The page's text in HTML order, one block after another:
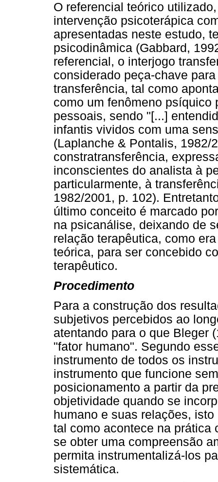
O referencial teórico
intervenção psicoterápica
apresentadas neste estudo,
psicodinâmica (Gabbard,
referencial, o interjogo
considerado peça-chave
transferência, tal como
como um fenômeno psíquico
pessoais, sendo "[...]
infantis vividos com uma
(Laplanche & Pontalis, 1982/
constratransferência,
inconscientes do analista à
particularmente, à
1982/2001, p. 102).
último conceito é marcado
na psicanálise, deixando de
relação terapêutica, como
teórica, para ser concebido
terapêutico.
Procedimento
Para a construção dos
subjetivos percebidos ao
atentando para o que Bleger
"fator humano". Segundo
instrumento de todos os
instrumento que funcione
posicionamento a partir da
objetividade quando se
humano e suas relações,
tal como acontece na prática
se obter uma compreensão
permita instrumentalizá-los
sistemática.